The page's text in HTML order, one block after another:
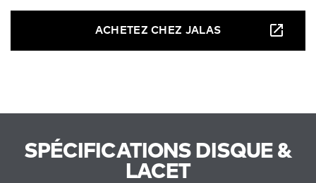
ACHETEZ CHEZ JALAS
SPÉCIFICATIONS DISQUE &
LACET